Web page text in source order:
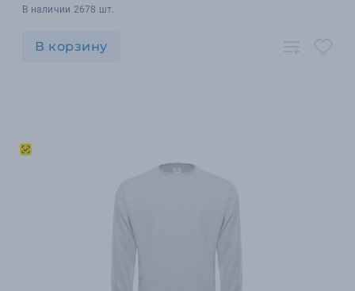
В наличии 2678 шт.
В корзину